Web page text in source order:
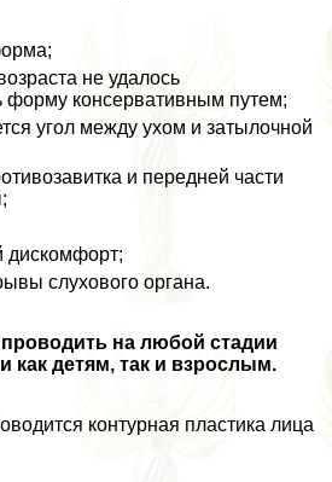
не удалось
форму консервативным путем;
угол между ухом и затылочной
и передней части
дискомфорт;
слухового органа.
на любой стадии
как детям, так и взрослым.
контурная пластика лица